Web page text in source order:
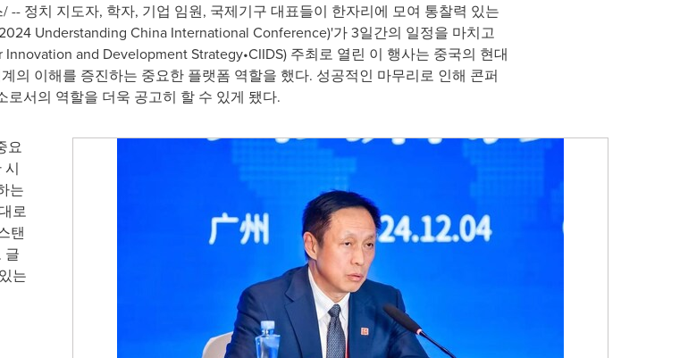
-- 정치 지도자, 학자, 기업 임원, 국제기구 대표들이 한자리에 모여 통찰력 있는
Understanding China International Conference)'가 3일간의 일정을 마치고
and Development Strategy•CIIDS) 주최로 열린 이 행사는 중국의 현대
의 이해를 증진하는 중요한 플랫폼 역할을 했다. 성공적인 마무리로 인해 콘퍼
서의 역할을 더욱 공고히 할 수 있게 됐다.
요
시
는
로
탠
글
는